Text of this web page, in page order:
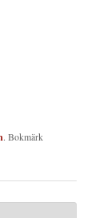
. Bokmärk